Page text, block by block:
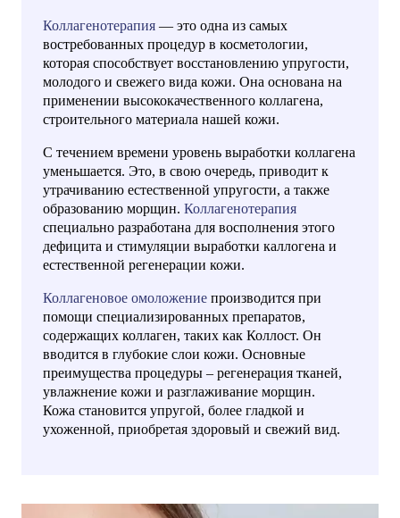
Коллагенотерапия — это одна из самых
востребованных процедур в косметологии,
которая способствует восстановлению упругости,
молодого и свежего вида кожи. Она основана на
применении высококачественного коллагена,
строительного материала нашей кожи.
С течением времени уровень выработки коллагена
уменьшается. Это, в свою очередь, приводит к
утрачиванию естественной упругости, а также
образованию морщин. Коллагенотерапия
специально разработана для восполнения этого
дефицита и стимуляции выработки каллогена и
естественной регенерации кожи.
Коллагеновое омоложение производится при
помощи специализированных препаратов,
содержащих коллаген, таких как Коллост. Он
вводится в глубокие слои кожи. Основные
преимущества процедуры – регенерация тканей,
увлажнение кожи и разглаживание морщин.
Кожа становится упругой, более гладкой и
ухоженной, приобретая здоровый и свежий вид.